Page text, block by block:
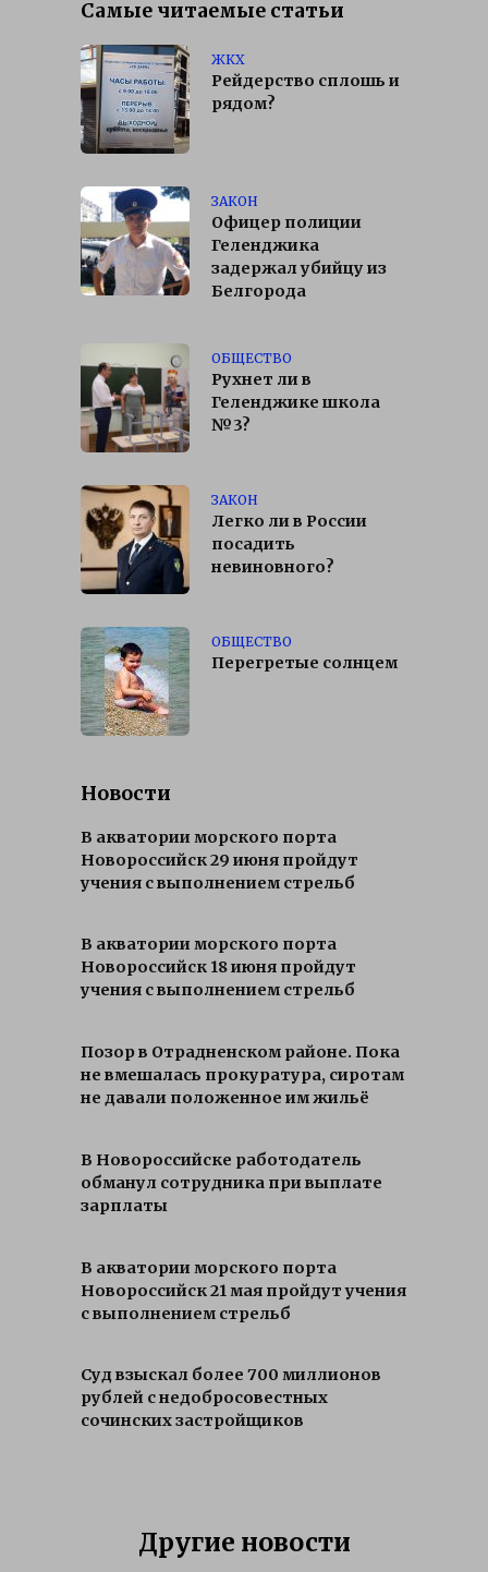
Самые читаемые статьи
ЖКХ
Рейдерство сплошь и
рядом?
ЗАКОН
Офицер полиции
Геленджика
задержал убийцу из
Белгорода
ОБЩЕСТВО
Рухнет ли в
Геленджике школа
№3?
ЗАКОН
Легко ли в России
посадить
невиновного?
ОБЩЕСТВО
Перегретые солнцем
Новости
В акватории морского порта
Новороссийск 29 июня пройдут
учения с выполнением стрельб
В акватории морского порта
Новороссийск 18 июня пройдут
учения с выполнением стрельб
Позор в Отрадненском районе. Пока
не вмешалась прокуратура, сиротам
не давали положенное им жильё
В Новороссийске работодатель
обманул сотрудника при выплате
зарплаты
В акватории морского порта
Новороссийск 21 мая пройдут учения
с выполнением стрельб
Суд взыскал более 700 миллионов
рублей с недобросовестных
сочинских застройщиков
Другие новости